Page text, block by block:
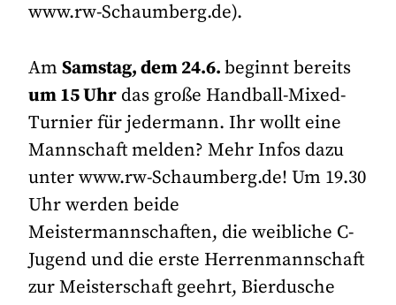
www.rw-Schaumberg.de).
AmSamstag, dem 24.6.beginnt bereits
um 15 Uhr das große Handball-Mixed-
Turnier für jedermann. Ihr wollt eine
Mannschaft melden? Mehr Infos dazu
unter www.rw-Schaumberg.de! Um 19.30
Uhr werden beide
Meistermannschaften, die weibliche C-
Jugend und die erste Herrenmannschaft
zur Meisterschaft geehrt, Bierdusche